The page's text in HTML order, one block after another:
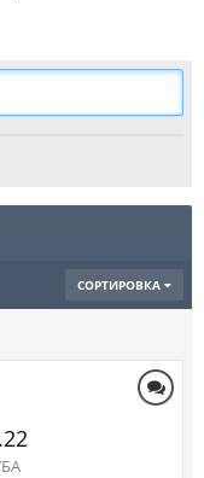
СОРТИРОВКА